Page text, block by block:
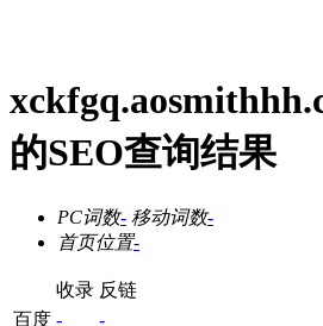
的SEO查询结果
PC词数- 移动词数-
首页位置-
收录 反链
百度 -
-